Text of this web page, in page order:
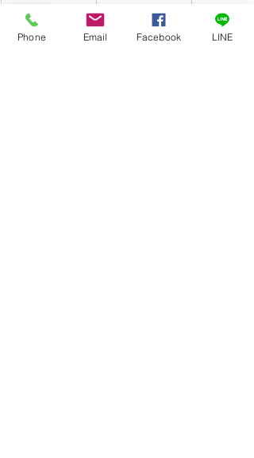
（High
Bandwidth）
Phone Email Facebook LINE